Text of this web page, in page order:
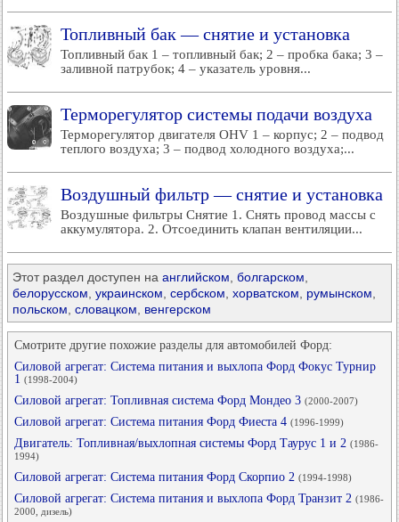
Топливный бак — снятие и установка
Топливный бак 1 – топливный бак; 2 – пробка бака; 3 –
заливной патрубок; 4 – указатель уровня...
Терморегулятор системы подачи воздуха
Терморегулятор двигателя OHV 1 – корпус; 2 – подвод
теплого воздуха; 3 – подвод холодного воздуха;...
Воздушный фильтр — снятие и установка
Воздушные фильтры Снятие 1. Снять провод массы с
аккумулятора. 2. Отсоединить клапан вентиляции...
Этот раздел доступен на английском болгарском
белорусском украинском сербском хорватском румынском
польском словацком венгерском
Смотрите другие похожие разделы для автомобилей Форд:
Силовой агрегат: Система питания и выхлопа Форд Фокус Турнир
1 (1998-2004)
Силовой агрегат: Топливная система Форд Мондео 3 (2000-2007)
Силовой агрегат: Система питания Форд Фиеста 4 (1996-1999)
Двигатель: Топливная/выхлопная системы Форд Таурус 1 и 2 (1986-
1994)
Силовой агрегат: Система питания Форд Скорпио 2 (1994-1998)
Силовой агрегат: Система питания и выхлопа Форд Транзит 2 (1986-
2000, дизель)